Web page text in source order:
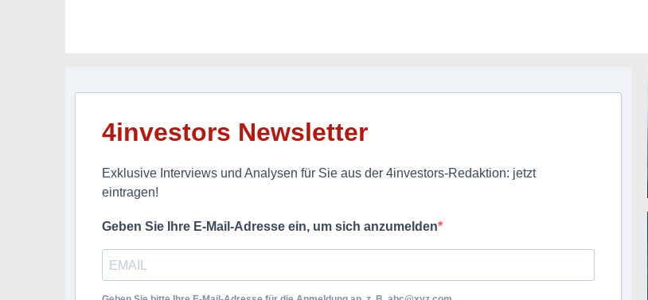
4investors Newsletter
Exklusive Interviews und Analysen für Sie aus der 4investors-Redaktion: jetzt
eintragen!
Geben Sie Ihre E-Mail-Adresse ein, um sich anzumelden